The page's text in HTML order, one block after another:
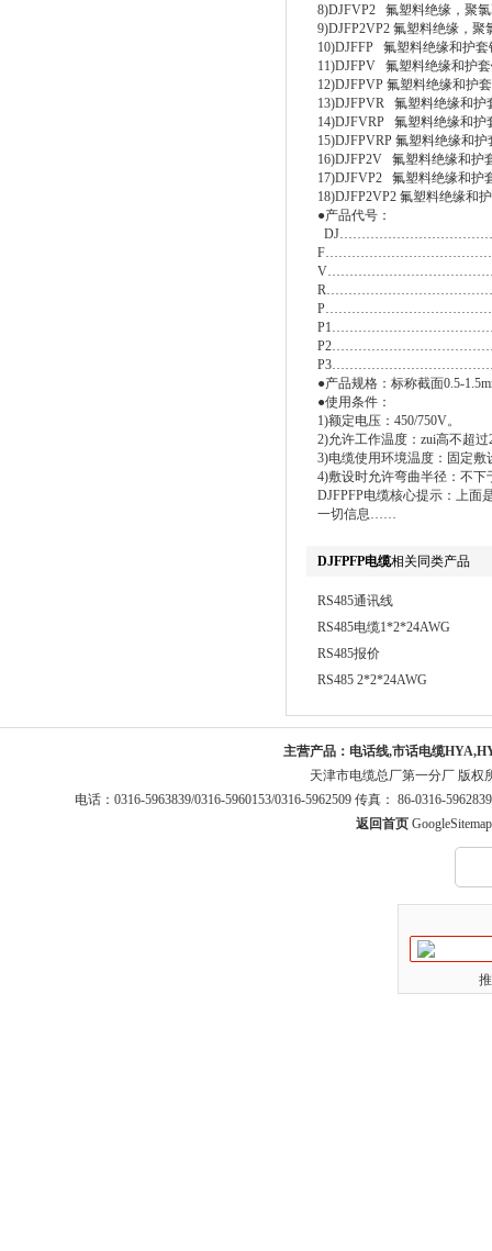
8)DJFVP2 氟塑料绝缘，聚
9)DJFP2VP2 氟塑料绝缘，
10)DJFFP 氟塑料绝缘和护
11)DJFPV 氟塑料绝缘和护
12)DJFPVP 氟塑料绝缘和护
13)DJFPVR 氟塑料绝缘和护
14)DJFVRP 氟塑料绝缘和护
15)DJFPVRP 氟塑料绝缘和
16)DJFP2V 氟塑料绝缘和护
17)DJFVP2 氟塑料绝缘和护
18)DJFP2VP2 氟塑料绝缘和
●产品代号：
DJ………………………………(系
●产品规格：标称截面0.5-
●使用条件：
1)额定电压：450/750V。
2)允许工作温度：zui高不超
3)电缆使用环境温度：固定
4)敷设时允许弯曲半径：不
DJFPFP电缆核心提示：上面
一切信息……
DJFPFP电缆相关同类产品
RS485通讯线
RS485电缆1*2*24AWG
RS485报价
RS485 2*2*24AWG
主营产品： 电话线,市话电缆
天津市电缆总厂第一分厂 版权
电话：0316-5963839/0316-5960153/0316-5962509 传真： 86-0316-
返回首页 GoogleSitemap